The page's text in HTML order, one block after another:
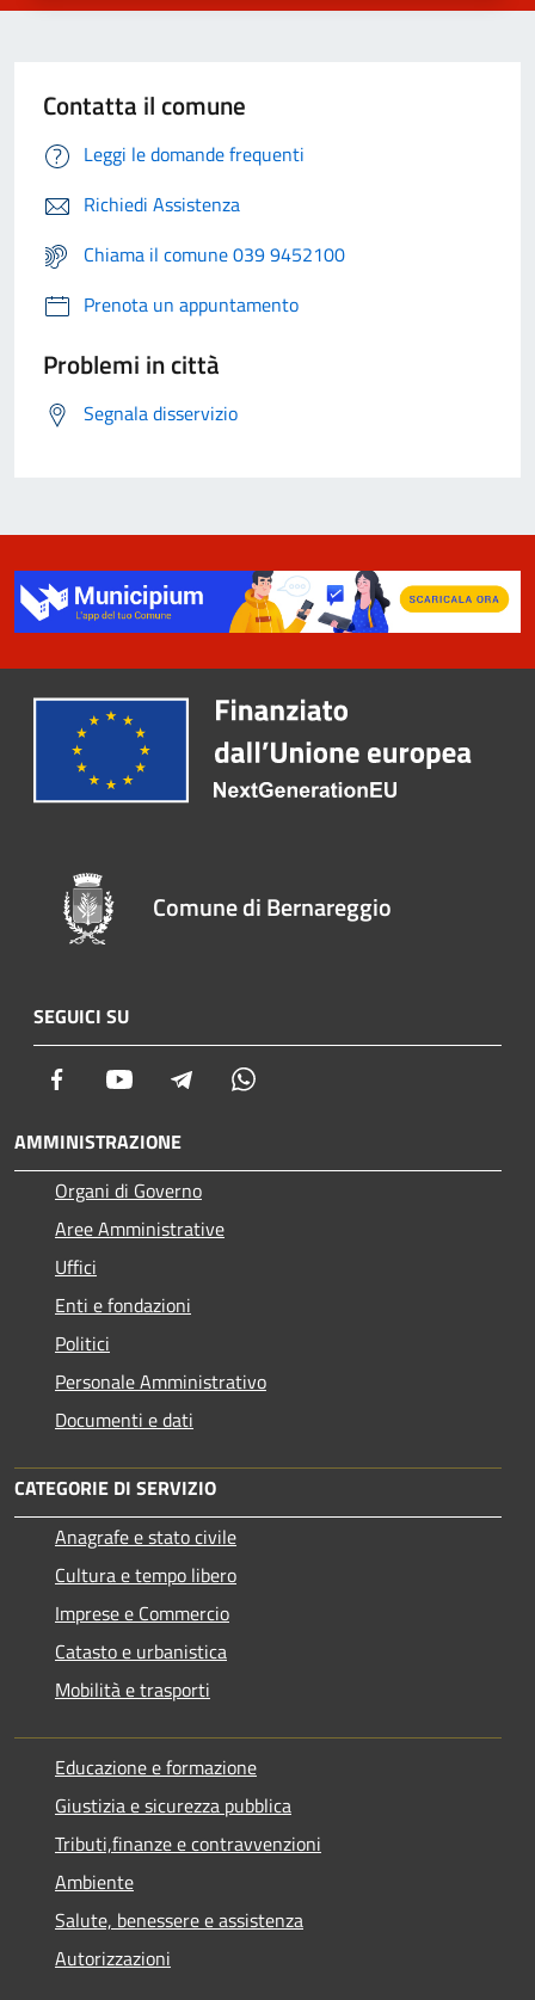
Contatta il comune
Leggi le domande frequenti
Richiedi Assistenza
Chiama il comune 039 9452100
Prenota un appuntamento
Problemi in città
Segnala disservizio
Comune di Bernareggio
SEGUICI SU
Facebook Youtube Telegram
AMMINISTRAZIONE
Organi di Governo
Aree Amministrative
Uffici
Enti e fondazioni
Politici
Personale Amministrativo
Documenti e dati
CATEGORIE DI SERVIZIO
Anagrafe e stato civile
Cultura e tempo libero
Imprese e Commercio
Catasto e urbanistica
Mobilità e trasporti
Educazione e formazione
Giustizia e sicurezza pubblica
Tributi,finanze e contravvenzioni
Ambiente
Salute, benessere e assistenza
Autorizzazioni